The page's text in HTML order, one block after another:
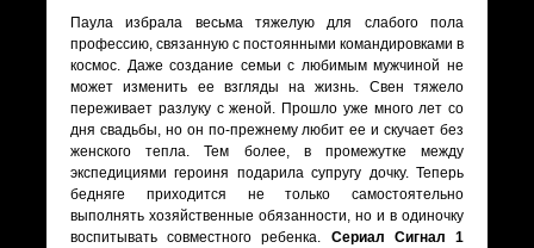
Паула избрала весьма тяжелую для слабого пола
профессию, связанную с постоянными командировками в
космос. Даже создание семьи с любимым мужчиной не
может изменить ее взгляды на жизнь. Свен тяжело
переживает разлуку с женой. Прошло уже много лет со
дня свадьбы, но он по-прежнему любит ее и скучает без
женского тепла. Тем более, в промежутке между
экспедициями героиня подарила супругу дочку. Теперь
бедняге приходится не только самостоятельно
выполнять хозяйственные обязанности, но и в одиночку
воспитывать совместного ребенка. Сериал Сигнал 1